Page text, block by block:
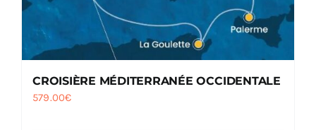
CROISIÈRE MÉDITERRANÉE OCCIDENTALE
579.00€